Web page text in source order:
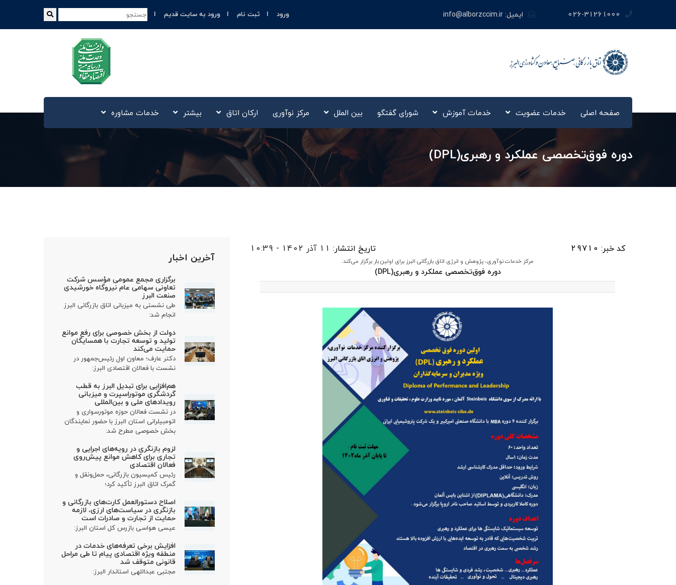
026-31261000 ایمیل:info@alborzccim.ir ورود ثبت نام ورود به سایت قدیم
صفحه اصلی خدمات عضویت خدمات آموزش شورای گفتگو بین الملل مرکز نوآوری‌ ارکان اتاق بیشتر خدمات مشاوره
دوره فوق‌تخصصی عملکرد و رهبری(DPL)
کد خبر: 29710 تاریخ انتشار: 11 آذر 1402 - 10:39
مرکز خدمات نوآوری، پژوهش و انرژی اتاق بازرگانی البرز برای اولین بار برگزار می‌کند:
دوره فوق‌تخصصی عملکرد و رهبری(DPL)
آخرین اخبار
برگزاری مجمع عمومی مؤسس شرکت
تعاونی سهامی عام نیروگاه خورشیدی
صنعت البرز
طی نشستی به میزبانی اتاق بازرگانی البرز
انجام شد:
دولت از بخش خصوصی برای رفع موانع
تولید و توسعه تجارت با همسایگان
حمایت می‌کند
دکتر عارف؛ معاون اول رئیس‌جمهور در
نشست با فعالان اقتصادی البرز:
هم‌افزایی برای تبدیل البرز به قطب
گردشگری موتوراسپرت و میزبانی
رویدادهای ملی و بین‌المللی
در نشست فعالان حوزه موتورسواری و
اتومبیلرانی استان البرز با حضور نمایندگان
بخش خصوصی مطرح شد:
لزوم بازنگری در رویه‌های اجرایی و
تجاری برای کاهش موانع پیش‌روی
فعالان اقتصادی
رئیس کمیسیون بازرگانی، حمل‌ونقل و
گمرک اتاق البرز تأکید کرد؛
اصلاح دستورالعمل کارت‌های بازرگانی و
بازنگری در سیاست‌های ارزی، لازمه
حمایت از تجارت و صادرات است
عیسی هواسی بازرس کل استان البرز:
افزایش برخی تعرفه‌های خدمات در
منطقه ویژه اقتصادی پیام تا طی مراحل
قانونی متوقف شد
مجتبی عبداللهی استاندار البرز: